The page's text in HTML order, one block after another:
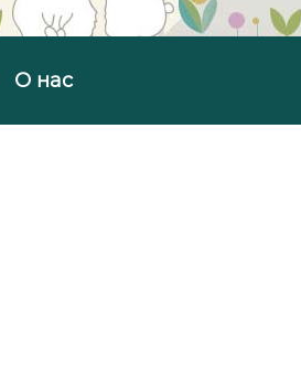
О нас